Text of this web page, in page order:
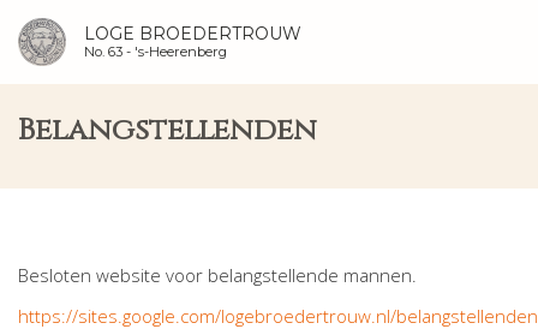
LOGE BROEDERTROUW
No. 63 - 's-Heerenberg
Belangstellenden
Besloten website voor belangstellende mannen.
https://sites.google.com/logebroedertrouw.nl/